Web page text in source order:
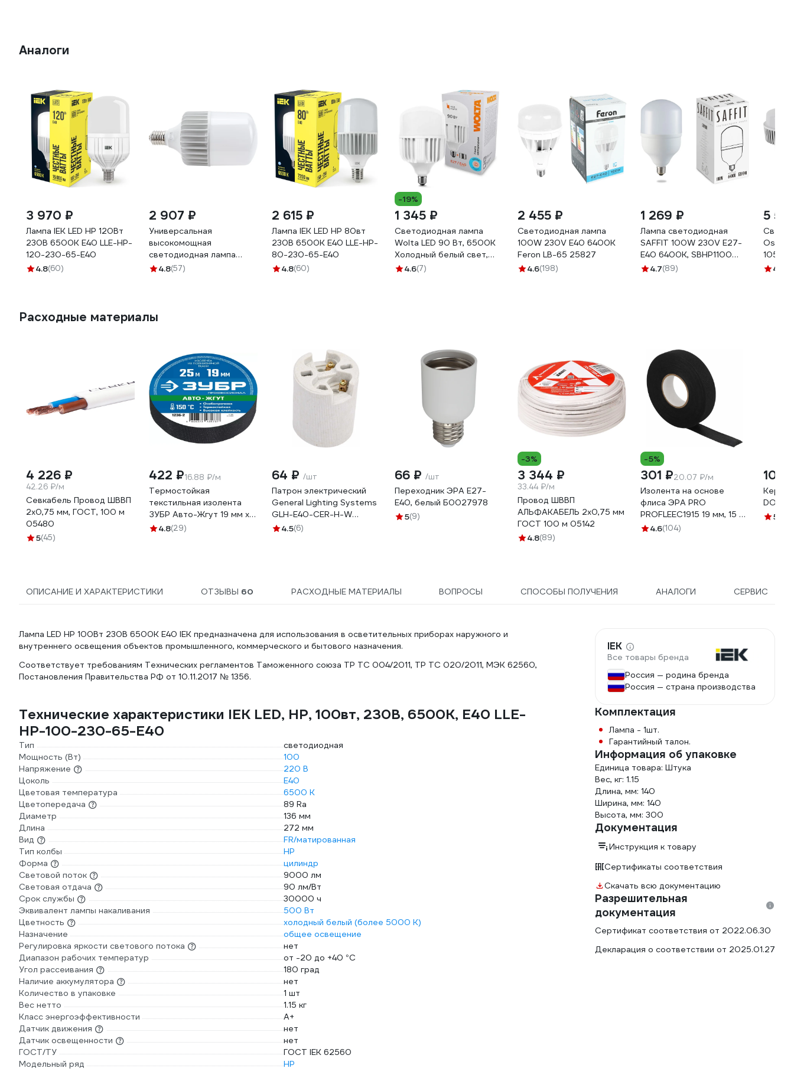
Аналоги
3 970 ₽
Лампа IEK LED HP 120Вт
230В 6500К E40 LLE-HP-
120-230-65-E40
4.8(60)
2 907 ₽
Универсальная
высокомощная
светодиодная лампа
General Lighting Systems
лм (люмен), мощность
4.8(57)
2 615 ₽
Лампа IEK LED HP 80вт
230В 6500К E40 LLE-HP-
80-230-65-E40
4.8(60)
-19%
1 345 ₽
Светодиодная лампа
Wolta LED 90 Вт, 6500К
Холодный белый свет,
цоколь Е27, с
4.6(7)
2 455 ₽
Светодиодная лампа
100W 230V E40 6400K
Feron LB-65 25827
4.6(198)
1 269 ₽
Лампа светодиодная
SAFFIT 100W 230V Е27-
E40 6400K, SBHP1100
55101
4.7(89)
5
Osram
105W/
4.8
Расходные материалы
4 226 ₽
42.26 ₽/м
Севкабель Провод ШВВП
2х0,75 мм, ГОСТ, 100 м
05480
5(45)
422 ₽16.88 ₽/м
Термостойкая
текстильная изолента
ЗУБР Авто-Жгут 19 мм х
25 м 1236-2
4.8(29)
64 ₽ /шт
Патрон электрический
General Lighting Systems
GLH-E40-CER-H-W
подвесной керамический
4.5(6)
66 ₽ /шт
Переходник ЭРА E27-
E40, белый Б0027978
5(9)
-3%
3 344 ₽
33.44 ₽/м
Провод ШВВП
АЛЬФАКАБЕЛЬ 2х0,75 мм
ГОСТ 100 м 05142
4.8(89)
-5%
301 ₽20.07 ₽/м
Изолента на основе
флиса ЭРА PRO
PROFLEEC1915 19 мм, 15 м,
0,3 мм, черная Б0057181
4.6(104)
105
DORI
5
ОПИСАНИЕ И ХАРАКТЕРИСТИКИ ОТЗЫВЫ 60 РАСХОДНЫЕ МАТЕРИАЛЫ ВОПРОСЫ СПОСОБЫ ПОЛУЧЕНИЯ АНАЛОГИ СЕРВИС
Лампа LED HP 100Вт 230В 6500К E40 IEK предназначена для использования в осветительных приборах наружного и
внутреннего освещения объектов промышленного, коммерческого и бытового назначения.
Соответствует требованиям Технических регламентов Таможенного союза ТР ТС 004/2011, ТР ТС 020/2011, МЭК 62560,
Постановления Правительства РФ от 10.11.2017 № 1356.
Технические характеристики IEK LED, HP, 100вт, 230В, 6500К, E40 LLE-
HP-100-230-65-E40
Тип
светодиодная
Мощность (Вт)
100
Напряжение
220 В
Цоколь
E40
Цветовая температура
6500 К
Цветопередача
89 Ra
Диаметр
136 мм
Длина
272 мм
Вид
FR/матированная
Тип колбы
HP
Форма
цилиндр
Световой поток
9000 лм
Световая отдача
90 лм/Вт
Срок службы
30000 ч
Эквивалент лампы накаливания
500 Вт
Цветность
холодный белый (более 5000 К)
Назначение
общее освещение
Регулировка яркости светового потока
нет
Диапазон рабочих температур
от -20 до +40 °С
Угол рассеивания
180 град
Наличие аккумулятора
нет
Количество в упаковке
1 шт
Вес нетто
1.15 кг
Класс энергоэффективности
A+
Датчик движения
нет
Датчик освещенности
нет
ГОСТ/ТУ
ГОСТ IEK 62560
Модельный ряд
HP
IEK
Все товары бренда
Россия — родина бренда
Россия — страна производства
Комплектация
Лампа - 1шт.
Гарантийный талон.
Информация об упаковке
Единица товара: Штука
Вес, кг: 1.15
Длина, мм: 140
Ширина, мм: 140
Высота, мм: 300
Документация
Инструкция к товару
Сертификаты соответствия
Скачать всю документацию
Разрешительная
документация
Сертификат соответствия от 2022.06.30
Декларация о соответствии от 2025.01.27